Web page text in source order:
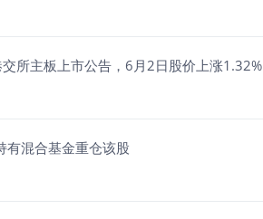
所主板上市公告，6月2日股价上涨1.32%
有混合基金重仓该股